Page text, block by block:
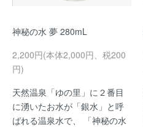
神秘の水 夢 280mL
2,200円(本体2,000円、税200
円)
天然温泉「ゆの里」に２番目
に湧いたお水が「銀水」と呼
ばれる温泉水で、 「神秘の水